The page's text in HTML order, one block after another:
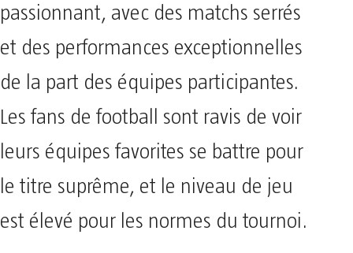
passionnant, avec des matchs serrés
et des performances exceptionnelles
de la part des équipes participantes.
Les fans de football sont ravis de voir
leurs équipes favorites se battre pour
le titre suprême, et le niveau de jeu
est élevé pour les normes du tournoi.